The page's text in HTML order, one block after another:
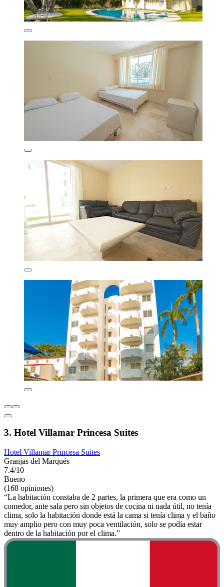
3. Hotel Villamar Princesa Suites
Hotel Villamar Princesa Suites
Granjas del Marqués
7.4/10
Bueno
(168 opiniones)
“La habitación constaba de 2 partes, la primera que era como un
comedor, ante sala pero sin objetos de cocina ni nada útil, no tenía
clima, solo la habitación donde está la cama si tenía clima y el baño
muy amplio pero con muy poca ventilación, solo se podía estar
dentro de la habitación por el clima.”